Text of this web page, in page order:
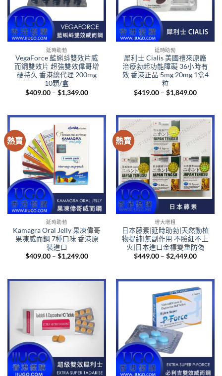
延時助勃
VegaForce 藍蝌蚪雙效片威
而鋼雙效片 超強雙效偉哥增
硬持久 香港總代理 200mg
10顆/盒
$409.00 – $1,349.00Price
$1,349.00
延時助勃
犀利士 Cialis 美國禮來原廠
治療勃起功能障礙 36小時有
效 香港正品 5mg 20mg 1盒4
粒
$419.00 – $1,849.00Price
熱賣
延時助勃
Kamagra Oral Jelly 果凍偉哥
果凍威而鋼 7種口味 香港原
裝進口
$409.00 – $1,249.00Price
$1,249.00
熱賣
增大增粗
日本藤素|延時助勃|天然動植
物提純|無副作用 不臉紅不上
火|日本進口金標雙重防偽
$449.00 – $2,449.00Price